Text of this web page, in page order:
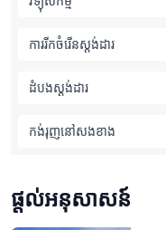
ការរីកចំរើនស្តង់ដារ
ដំបងស្តង់ដារ
កង់រុញនៅសងខាង
ផ្តល់អនុសាសន៍